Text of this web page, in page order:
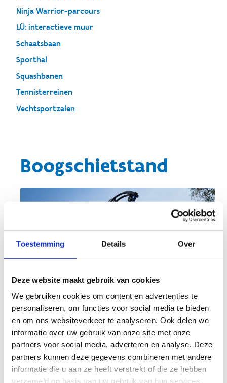
Toestemming Details Over
Deze website maakt gebruik van cookies
We gebruiken cookies om content en advertenties te
personaliseren, om functies voor social media te bieden
en om ons websiteverkeer te analyseren. Ook delen we
informatie over uw gebruik van onze site met onze
partners voor social media, adverteren en analyse. Deze
partners kunnen deze gegevens combineren met andere
informatie die u aan ze heeft verstrekt of die ze hebben
verzameld op basis van uw gebruik van hun services.
Ninja Warrior-parcours
LÜ: interactieve muur
Schaatsbaan
Sporthal
Squashbanen
Tennisterreinen
Vechtsportzalen
Boogschietstand
Boogschieten is één van de oudste sporten ter
wereld en staat ook al sinds 1900 op het
programma van de Olympische Spelen.